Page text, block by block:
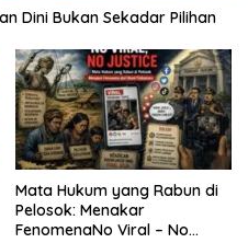
Dini Bukan Sekadar Pilihan
Mata Hukum yang Rabun di
Pelosok: Menakar
FenomenaNo Viral – No